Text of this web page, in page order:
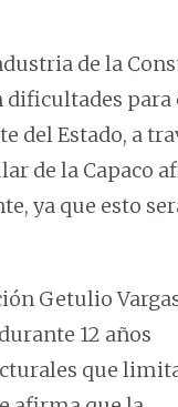
de la
dificultades para
del Estado, a
de la Capaco
ya que esto
Getulio
12 años
que